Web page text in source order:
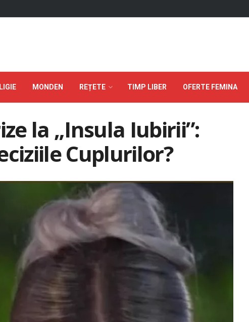
MONDEN REȚETE TIMP LIBER OFERTE FEMINA
la „Insula Iubirii”:
Cuplurilor?